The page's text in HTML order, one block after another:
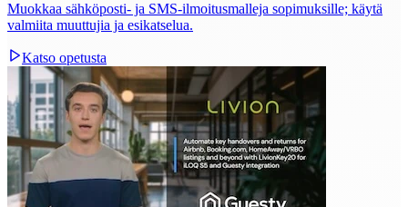
Muokkaa sähköposti‑ ja SMS‑ilmoitusmalleja sopimuksille; käytä
valmiita muuttujia ja esikatselua.
Katso opetusta